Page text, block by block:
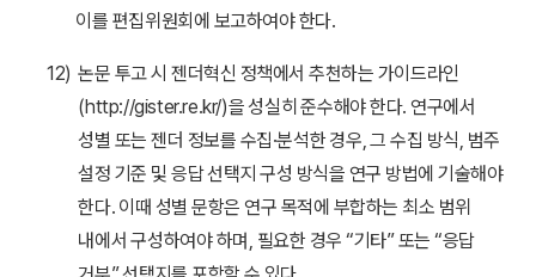
이를 편집위원회에 보고하여야 한다.
12) 논문 투고 시 젠더혁신 정책에서 추천하는 가이드라인
(http://gister.re.kr/)을 성실히 준수해야 한다. 연구에서
성별 또는 젠더 정보를 수집·분석한 경우, 그 수집 방식, 범주
설정 기준 및 응답 선택지 구성 방식을 연구 방법에 기술해야
한다. 이때 성별 문항은 연구 목적에 부합하는 최소 범위
내에서 구성하여야 하며, 필요한 경우 “기타” 또는 “응답